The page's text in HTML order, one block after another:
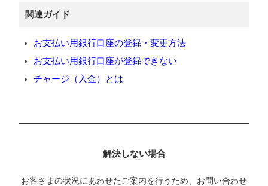
関連ガイド
お支払い用銀行口座の登録・変更方法
お支払い用銀行口座が登録できない
チャージ（入金）とは
解決しない場合
お客さまの状況にあわせたご案内を行うため、お問い合わせ